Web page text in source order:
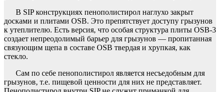
В SIP конструкциях пенополистирол наглухо закрыт
досками и плитами OSB. Это препятствует доступу грызунов
к утеплителю. Есть версия, что особая структура плиты OSB-3
создает непреодолимый барьер для грызунов — пропитанная
связующим щепа в составе OSB твердая и хрупкая, как
стекло.
Сам по себе пенополистирол является несъедобным для
грызунов, т.е. пищевой ценности для них не представляет.